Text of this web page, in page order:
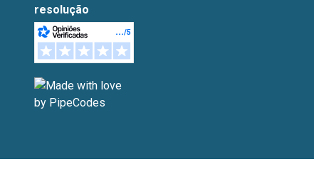
resolução